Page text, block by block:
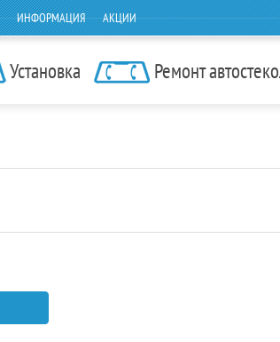
ИНФОРМАЦИЯ АКЦИИ
Установка Ремонт